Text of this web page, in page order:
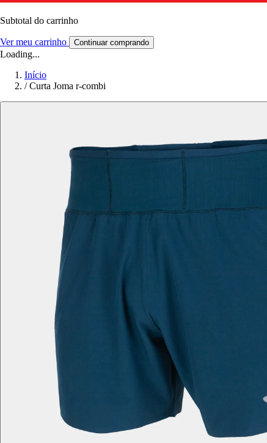
Subtotal do carrinho
Ver meu carrinho Continuar comprando
Loading...
Início
/ Curta Joma r-combi